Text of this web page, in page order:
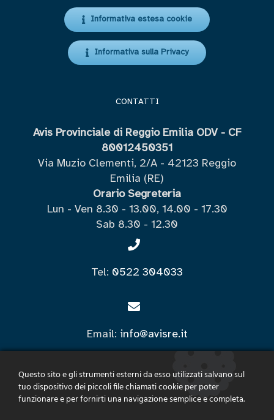
Informativa estesa cookie
Informativa sulla Privacy
CONTATTI
Avis Provinciale di Reggio Emilia ODV - CF
80012450351
Via Muzio Clementi, 2/A - 42123 Reggio
Emilia (RE)
Orario Segreteria
Lun - Ven 8.30 - 13.00, 14.00 - 17.30
Sab 8.30 - 12.30
Tel: 0522 304033
Email: info@avisre.it
PEC:segreteria@pec.avisre.it
Questo sito e gli strumenti esterni da esso utilizzati salvano sul
tuo dispositivo dei piccoli file chiamati cookie per poter
funzionare e per fornirti una navigazione semplice e completa.